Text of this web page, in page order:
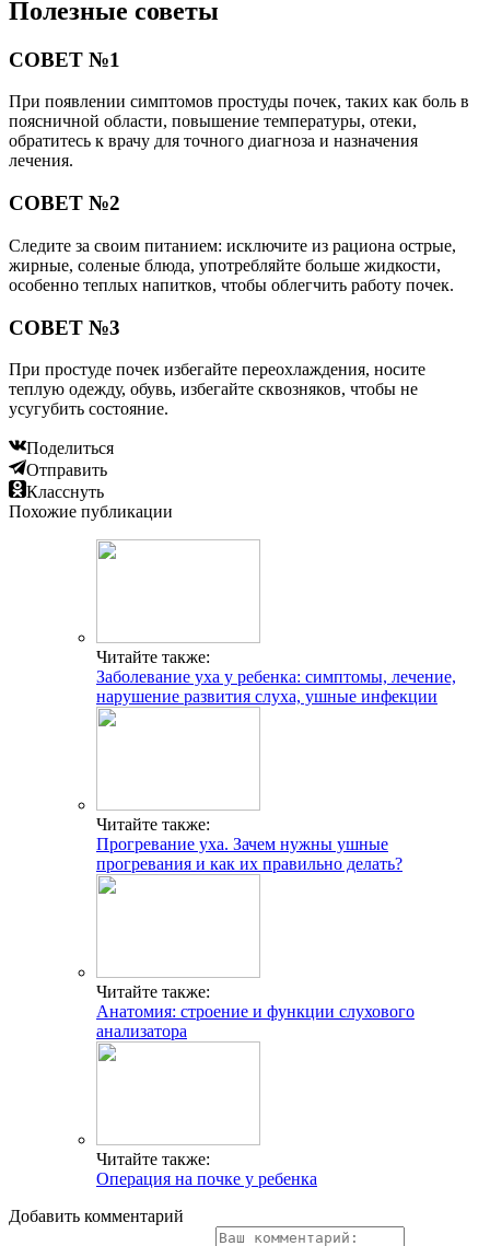
Полезные советы
СОВЕТ №1
При появлении симптомов простуды почек, таких как боль в
поясничной области, повышение температуры, отеки,
обратитесь к врачу для точного диагноза и назначения
лечения.
СОВЕТ №2
Следите за своим питанием: исключите из рациона острые,
жирные, соленые блюда, употребляйте больше жидкости,
особенно теплых напитков, чтобы облегчить работу почек.
СОВЕТ №3
При простуде почек избегайте переохлаждения, носите
теплую одежду, обувь, избегайте сквозняков, чтобы не
усугубить состояние.
Поделиться
Отправить
Класснуть
Похожие публикации
Читайте также:
Заболевание уха у ребенка: симптомы, лечение,
нарушение развития слуха, ушные инфекции
Читайте также:
Прогревание уха. Зачем нужны ушные
прогревания и как их правильно делать?
Читайте также:
Анатомия: строение и функции слухового
анализатора
Читайте также:
Операция на почке у ребенка
Добавить комментарий